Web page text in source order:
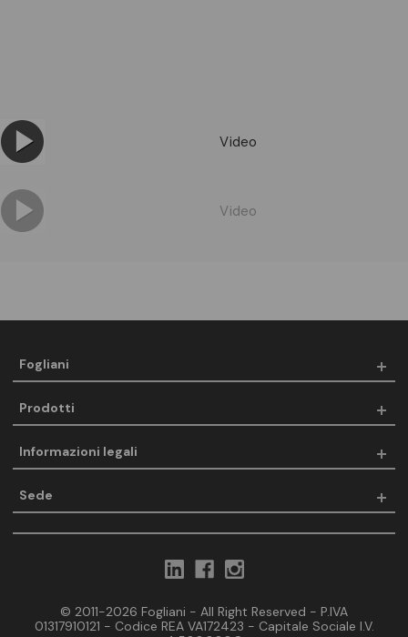
Video
Video
Fogliani
Prodotti
Informazioni legali
Sede
© 2011-2026 Fogliani - All Right Reserved - P.IVA
01317910121 - Codice REA VA172423 - Capitale Sociale I.V.